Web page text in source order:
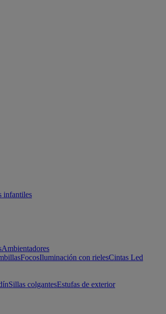
infantiles
Ambientadores
FocosIluminación con rielesCintas Led
Sillas colgantesEstufas de exterior